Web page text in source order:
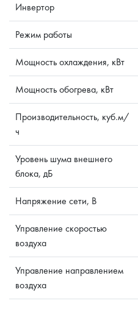
Инвертор
Режим работы
Мощность охлаждения, кВт
Мощность обогрева, кВт
Производительность, куб.м/
ч
Уровень шума внешнего
блока, дБ
Напряжение сети, В
Управление скоростью
воздуха
Управление направлением
воздуха